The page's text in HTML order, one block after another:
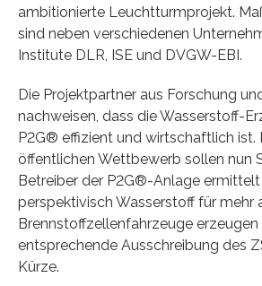
ambitionierte Leuchtturmprojekt.
sind neben verschiedenen
Institute DLR, ISE und DVGW-EBI.
Die Projektpartner aus Forschung
nachweisen, dass die Wasserstoff-
P2G® effizient und wirtschaftlich ist.
öffentlichen Wettbewerb sollen nun
Betreiber der P2G®-Anlage ermittelt
perspektivisch Wasserstoff für mehr
Brennstoffzellenfahrzeuge erzeugen
entsprechende Ausschreibung des
Kürze.